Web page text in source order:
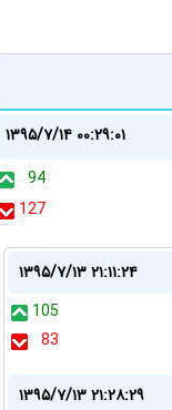
۱۳۹۵/۷/۱۴ ۰۰:۲۹:۰۱
94
127
۱۳۹۵/۷/۱۳ ۲۱:۱۱:۲۴
105
83
۱۳۹۵/۷/۱۳ ۲۱:۲۸:۲۹